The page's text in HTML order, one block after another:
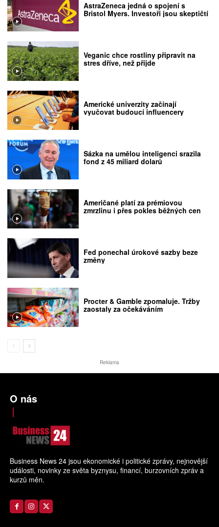
AstraZeneca jedná o spojení s
Bristol Myers. Investoři jsou skeptičtí
Veganic chce rostliny připravit na
stres dříve, než přijde
Americké univerzity začínají
vyučovat budoucí influencery
Sázka na umělou inteligenci srazila
fond z 45 miliard dolarů
Američané platí za prémiovou
zmrzlinu i přes pokles běžných cen
Fed ponechal úrokové sazby beze
změny
Procter & Gamble zpomaluje. Tržby
zaostaly za očekáváním
Reklama
O nás
Business News 24 jsou ekonomické i politické zprávy, nejnovější
události, novinky ze světa byznysu, financí, burzovních zpráv a
kurzů měn.